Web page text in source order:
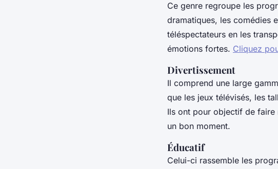
Ce genre regroupe les
dramatiques, les comédies
téléspectateurs en les
émotions fortes. Cliquez
Divertissement
Il comprend une large
que les jeux télévisés, les
Ils ont pour objectif de faire
un bon moment.
Éducatif
Celui-ci rassemble les